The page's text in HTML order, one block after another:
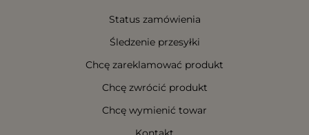
Status zamówienia
Śledzenie przesyłki
Chcę zareklamować produkt
Chcę zwrócić produkt
Chcę wymienić towar